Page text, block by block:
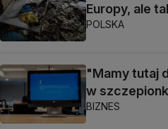
Europy, ale
POLSKA
"Mamy tutaj
w
BIZNES